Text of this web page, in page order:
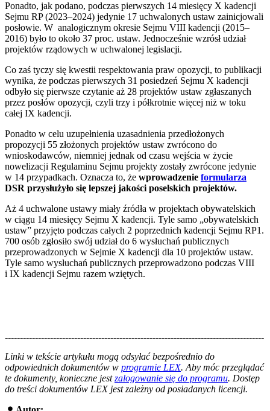
Ponadto, jak podano, podczas pierwszych 14 miesięcy X kadencji
Sejmu RP (2023–2024) jedynie 17 uchwalonych ustaw zainicjowali
posłowie. W analogicznym okresie Sejmu VIII kadencji (2015–
2016) było to około 37 proc. ustaw. Jednocześnie wzrósł udział
projektów rządowych w uchwalonej legislacji.
Co zaś tyczy się kwestii respektowania praw opozycji, to publikacji
wynika, że podczas pierwszych 31 posiedzeń Sejmu X kadencji
odbyło się pierwsze czytanie aż 28 projektów ustaw zgłaszanych
przez posłów opozycji, czyli trzy i półkrotnie więcej niż w toku
całej IX kadencji.
Ponadto w celu uzupełnienia uzasadnienia przedłożonych
propozycji 55 złożonych projektów ustaw zwrócono do
wnioskodawców, niemniej jednak od czasu wejścia w życie
nowelizacji Regulaminu Sejmu projekty zostały zwrócone jedynie
w 14 przypadkach. Oznacza to, że wprowadzenie formularza
DSR przysłużyło się lepszej jakości poselskich projektów.
Aż 4 uchwalone ustawy miały źródła w projektach obywatelskich
w ciągu 14 miesięcy Sejmu X kadencji. Tyle samo „obywatelskich
ustaw” przyjęto podczas całych 2 poprzednich kadencji Sejmu RP1.
700 osób zgłosiło swój udział do 6 wysłuchań publicznych
przeprowadzonych w Sejmie X kadencji dla 10 projektów ustaw.
Tyle samo wysłuchań publicznych przeprowadzono podczas VIII
i IX kadencji Sejmu razem wziętych.
--------------------------------------------------------------------------------------
Linki w tekście artykułu mogą odsyłać bezpośrednio do
odpowiednich dokumentów w programie LEX. Aby móc przeglądać
te dokumenty, konieczne jestzalogowanie się do programu. Dostęp
do treści dokumentów LEX jest zależny od posiadanych licencji.